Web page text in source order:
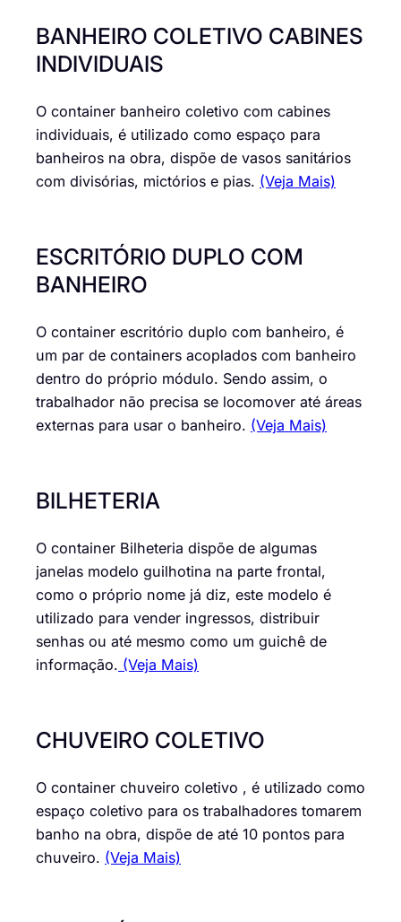
BANHEIRO COLETIVO CABINES
INDIVIDUAIS
O container banheiro coletivo com cabines
individuais, é utilizado como espaço para
banheiros na obra, dispõe de vasos sanitários
com divisórias, mictórios e pias. (Veja Mais)
ESCRITÓRIO DUPLO COM
BANHEIRO
O container escritório duplo com banheiro, é
um par de containers acoplados com banheiro
dentro do próprio módulo. Sendo assim, o
trabalhador não precisa se locomover até áreas
externas para usar o banheiro. (Veja Mais)
BILHETERIA
O container Bilheteria dispõe de algumas
janelas modelo guilhotina na parte frontal,
como o próprio nome já diz, este modelo é
utilizado para vender ingressos, distribuir
senhas ou até mesmo como um guichê de
informação. (Veja Mais)
CHUVEIRO COLETIVO
O container chuveiro coletivo , é utilizado como
espaço coletivo para os trabalhadores tomarem
banho na obra, dispõe de até 10 pontos para
chuveiro. (Veja Mais)